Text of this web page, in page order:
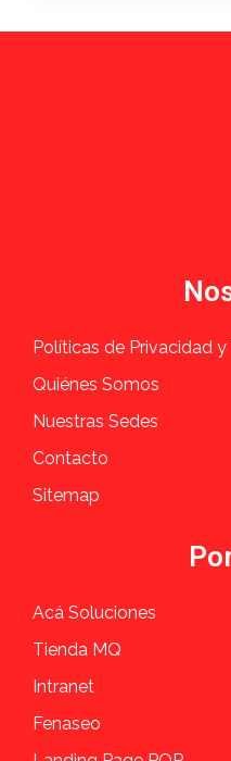
Políticas de Privacidad
Quiénes Somos
Nuestras Sedes
Contacto
Sitemap
Acá Soluciones
Tienda MQ
Intranet
Fenaseo